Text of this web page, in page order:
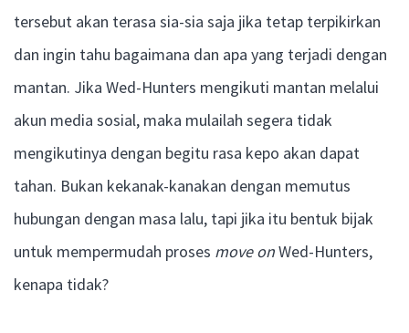
tersebut akan terasa sia-sia saja jika tetap terpikirkan
dan ingin tahu bagaimana dan apa yang terjadi dengan
mantan. Jika Wed-Hunters mengikuti mantan melalui
akun media sosial, maka mulailah segera tidak
mengikutinya dengan begitu rasa kepo akan dapat
tahan. Bukan kekanak-kanakan dengan memutus
hubungan dengan masa lalu, tapi jika itu bentuk bijak
untuk mempermudah proses move onWed-Hunters,
kenapa tidak?